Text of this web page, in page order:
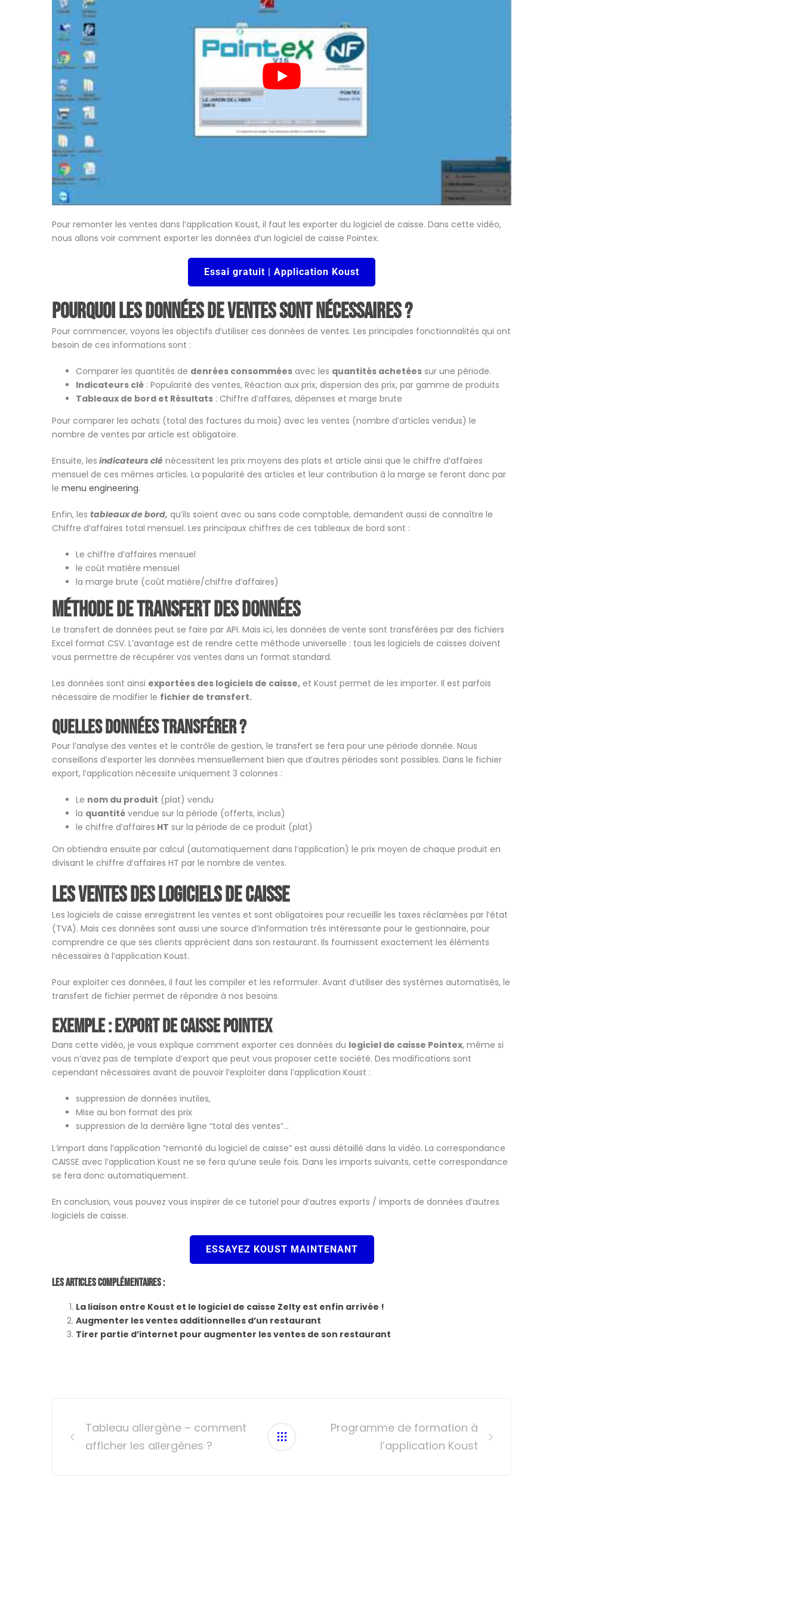
Pour remonter les ventes dans l’application Koust, il faut les exporter du logiciel de caisse. Dans cette vidéo,
nous allons voir comment exporter les données d’un logiciel de caisse Pointex.
Essai gratuit | Application Koust
Pourquoi les données de ventes sont nécessaires ?
Pour commencer, voyons les objectifs d’utiliser ces données de ventes. Les principales fonctionnalités qui ont
besoin de ces informations sont :
Comparer les quantités de denrées consommées avec les quantités achetées sur une période.
Indicateurs clé : Popularité des ventes, Réaction aux prix, dispersion des prix, par gamme de produits
Tableaux de bord et Résultats : Chiffre d’affaires, dépenses et marge brute
Pour comparer les achats (total des factures du mois) avec les ventes (nombre d’articles vendus) le
nombre de ventes par article est obligatoire.
Ensuite, les indicateurs clé nécessitent les prix moyens des plats et article ainsi que le chiffre d’affaires
mensuel de ces mêmes articles. La popularité des articles et leur contribution à la marge se feront donc par
le menu engineering.
Enfin, les tableaux de bord, qu’ils soient avec ou sans code comptable, demandent aussi de connaître le
Chiffre d’affaires total mensuel. Les principaux chiffres de ces tableaux de bord sont :
Le chiffre d’affaires mensuel
le coût matière mensuel
la marge brute (coût matière/chiffre d’affaires)
Méthode de transfert des données
Le transfert de données peut se faire par API. Mais ici, les données de vente sont transférées par des fichiers
Excel format CSV. L’avantage est de rendre cette méthode universelle : tous les logiciels de caisses doivent
vous permettre de récupérer vos ventes dans un format standard.
Les données sont ainsi exportées des logiciels de caisse, et Koust permet de les importer. Il est parfois
nécessaire de modifier le fichier de transfert.
Quelles données transférer ?
Pour l’analyse des ventes et le contrôle de gestion, le transfert se fera pour une période donnée. Nous
conseillons d’exporter les données mensuellement bien que d’autres périodes sont possibles. Dans le fichier
export, l’application nécessite uniquement 3 colonnes :
Le nom du produit (plat) vendu
la quantité vendue sur la période (offerts, inclus)
le chiffre d’affaires HT sur la période de ce produit (plat)
On obtiendra ensuite par calcul (automatiquement dans l’application) le prix moyen de chaque produit en
divisant le chiffre d’affaires HT par le nombre de ventes.
Les ventes des logiciels de caisse
Les logiciels de caisse enregistrent les ventes et sont obligatoires pour recueillir les taxes réclamées par l’état
(TVA). Mais ces données sont aussi une source d’information très intéressante pour le gestionnaire, pour
comprendre ce que ses clients apprécient dans son restaurant. Ils fournissent exactement les éléments
nécessaires à l’application Koust.
Pour exploiter ces données, il faut les compiler et les reformuler. Avant d’utiliser des systèmes automatisés, le
transfert de fichier permet de répondre à nos besoins.
Exemple : Export de caisse Pointex
Dans cette vidéo, je vous explique comment exporter ces données du logiciel de caisse Pointex, même si
vous n’avez pas de template d’export que peut vous proposer cette société. Des modifications sont
cependant nécessaires avant de pouvoir l’exploiter dans l’application Koust :
suppression de données inutiles,
Mise au bon format des prix
suppression de la dernière ligne “total des ventes”…
L’import dans l’application “remonté du logiciel de caisse” est aussi détaillé dans la vidéo. La correspondance
CAISSE avec l’application Koust ne se fera qu’une seule fois. Dans les imports suivants, cette correspondance
se fera donc automatiquement.
En conclusion, vous pouvez vous inspirer de ce tutoriel pour d’autres exports / imports de données d’autres
logiciels de caisse.
ESSAYEZ KOUST MAINTENANT
Les Articles Complémentaires :
La liaison entre Koust et le logiciel de caisse Zelty est enfin arrivée !
Augmenter les ventes additionnelles d’un restaurant
Tirer partie d’internet pour augmenter les ventes de son restaurant
navigation
Tableau allergène – comment
afficher les allergènes ?
Programme de formation à
l’application Koust